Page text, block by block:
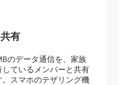
有
のデータ通信を、家族
ているメンバーと共有
スマホのテザリング機